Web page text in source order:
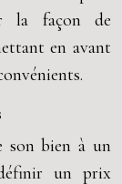
la façon de
en avant
son bien à un
un prix